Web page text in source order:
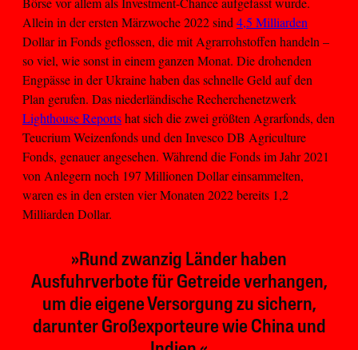
Allein in der ersten Märzwoche 2022 sind4,5 Milliarden
Dollar in Fonds geflossen, die mit Agrarrohstoffen handeln –
so viel, wie sonst in einem ganzen Monat. Die drohenden
Engpässe in der Ukraine haben das schnelle Geld auf den
Plan gerufen. Das niederländische Recherchenetzwerk
Lighthouse Reportshat sich die zwei größten Agrarfonds, den
Teucrium Weizenfonds und den Invesco DB Agriculture
Fonds, genauer angesehen. Während die Fonds im Jahr 2021
von Anlegern noch 197 Millionen Dollar einsammelten,
waren es in den ersten vier Monaten 2022 bereits 1,2
Milliarden Dollar.
»Rund zwanzig Länder haben
Ausfuhrverbote für Getreide verhangen,
um die eigene Versorgung zu sichern,
darunter Großexporteure wie China und